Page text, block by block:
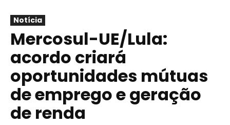
Notícia
Mercosul-UE/Lula:
acordo criará
oportunidades mútuas
de emprego e geração
de renda